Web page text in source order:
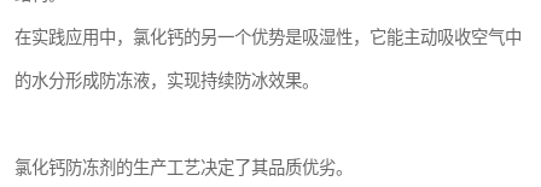
在实践应用中，氯化钙的另一个优势是吸湿性，它能主动吸收空气中
的水分形成防冻液，实现持续防冰效果。
氯化钙防冻剂的生产工艺决定了其品质优劣。